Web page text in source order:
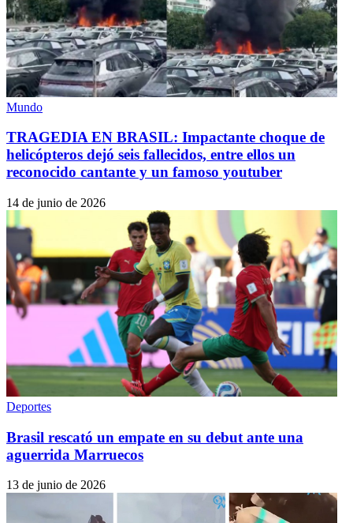
Mundo
TRAGEDIA EN BRASIL: Impactante choque de
helicópteros dejó seis fallecidos, entre ellos un
reconocido cantante y un famoso youtuber
14 de junio de 2026
Deportes
Brasil rescató un empate en su debut ante una
aguerrida Marruecos
13 de junio de 2026